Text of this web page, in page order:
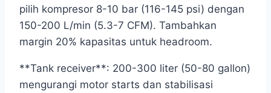
pilih kompresor 8-10 bar (116-145 psi) dengan
150-200 L/min (5.3-7 CFM). Tambahkan
margin 20% kapasitas untuk headroom.
**Tank receiver**: 200-300 liter (50-80 gallon)
mengurangi motor starts dan stabilisasi